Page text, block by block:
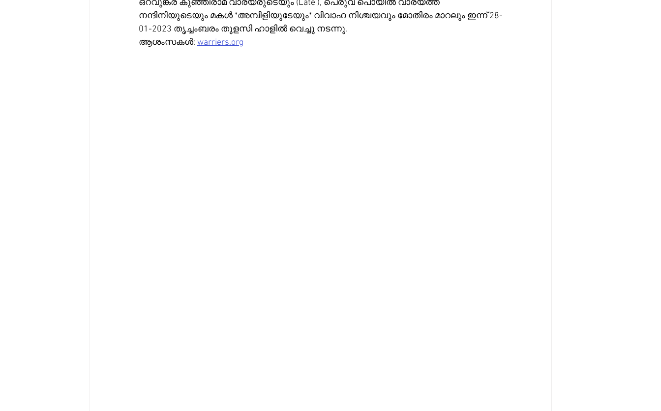
ഒറവുങ്കര കുഞ്ഞിരാമ വാര്യരുടെയും (Late ), പെരുവ പൊയിൽ വാര്യത്ത്
നന്ദിനിയുടെയും മകൾ *അമ്പിളിയുടേയും* വിവാഹ നിശ്ചയവും മോതിരം മാറലും ഇന്ന് 28-
01-2023 തൃച്ചംബരം തുളസി ഹാളിൽ വെച്ചു നടന്നു.
ആശംസകൾ: warriers.org